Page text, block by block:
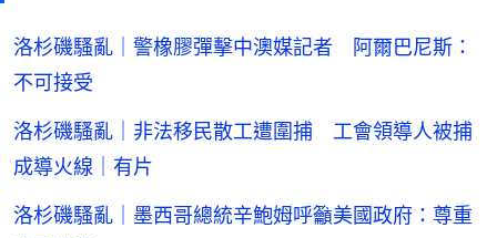
洛杉磯騷亂｜警橡膠彈擊中澳媒記者 阿爾巴尼斯：
不可接受
洛杉磯騷亂｜非法移民散工遭圍捕 工會領導人被捕
成導火線｜有片
洛杉磯騷亂｜墨西哥總統辛鮑姆呼籲美國政府：尊重